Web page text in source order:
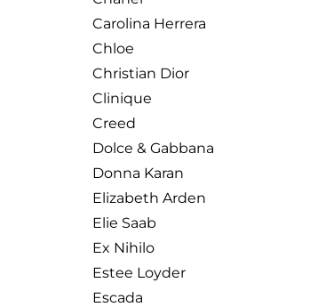
Carolina Herrera
Chloe
Christian Dior
Clinique
Creed
Dolce & Gabbana
Donna Karan
Elizabeth Arden
Elie Saab
Ex Nihilo
Estee Loyder
Escada